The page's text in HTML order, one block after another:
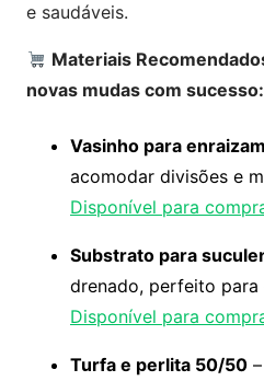
e saudáveis.
Materiais
novas mudas com sucesso:
Vasinho para
acomodar divisões e
Disponível para
Substrato para
drenado, perfeito para
Disponível para
Turfa e perlita 50/50